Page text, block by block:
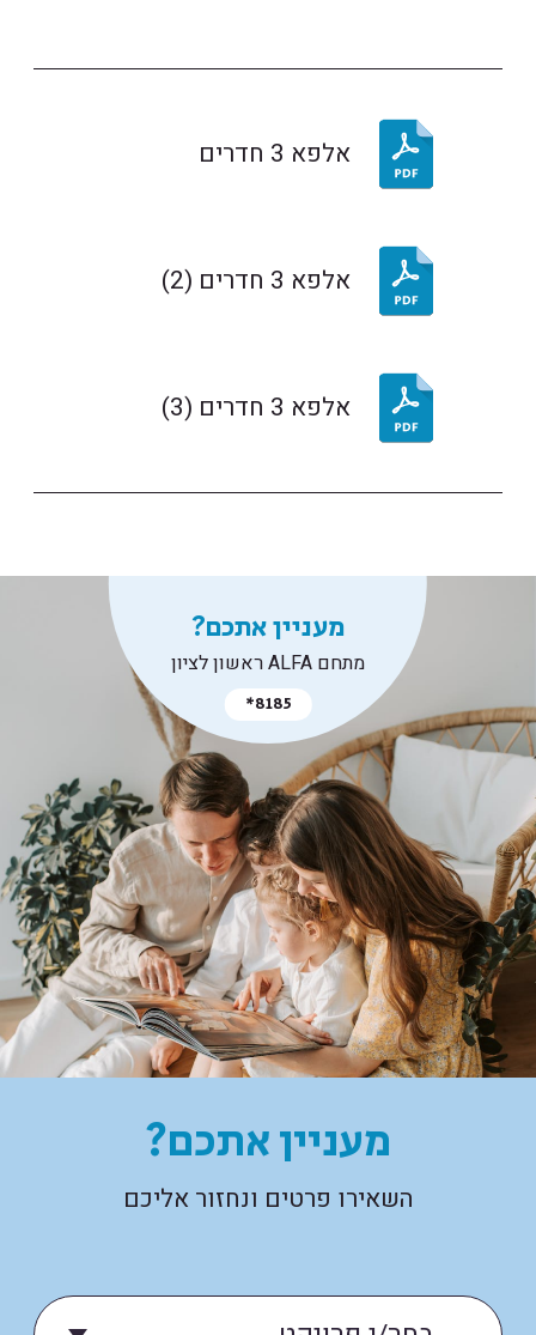
אלפא 3 חדרים
אלפא 3 חדרים (2)
אלפא 3 חדרים (3)
מעניין אתכם?
מתחם ALFA ראשון לציון
*8185
מעניין אתכם?
השאירו פרטים ונחזור אליכם